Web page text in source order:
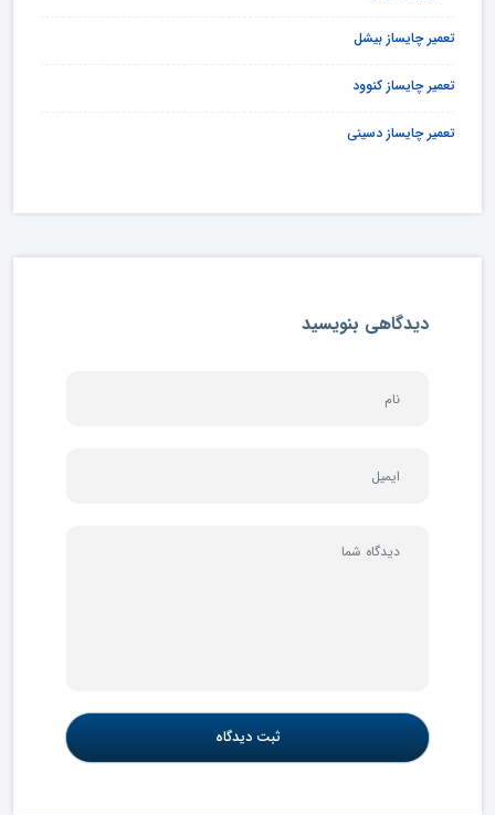
تعمیر چایساز بیشل
تعمیر چایساز کنوود
تعمیر چایساز دسینی
دیدگاهی بنویسید